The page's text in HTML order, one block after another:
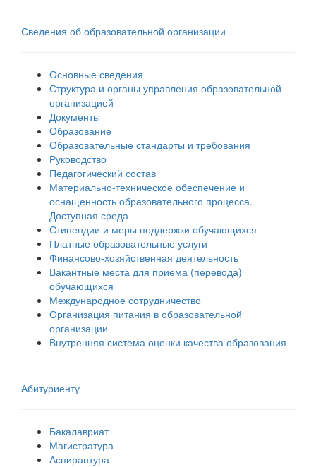
Сведения об образовательной организации
Основные сведения
Структура и органы управления образовательной
организацией
Документы
Образование
Образовательные стандарты и требования
Руководство
Педагогический состав
Материально-техническое обеспечение и
оснащенность образовательного процесса.
Доступная среда
Стипендии и меры поддержки обучающихся
Платные образовательные услуги
Финансово-хозяйственная деятельность
Вакантные места для приема (перевода)
обучающихся
Международное сотрудничество
Организация питания в образовательной
организации
Внутренняя система оценки качества образования
Абитуриенту
Бакалавриат
Магистратура
Аспирантура